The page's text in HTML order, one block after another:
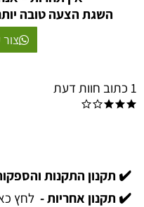
השגת הצעה טובה
1 כתוב חוות דעת
✔️ תקנון התקנות
✔️ תקנון אחריות - לחץ